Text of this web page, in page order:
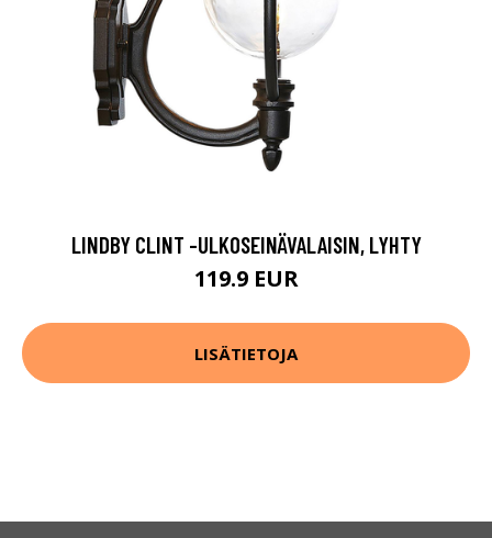
LINDBY CLINT -ULKOSEINÄVALAISIN, LYHTY
119.9 EUR
LISÄTIETOJA